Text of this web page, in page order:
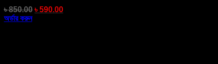
৳850.00 ৳590.00
অর্ডার করুন